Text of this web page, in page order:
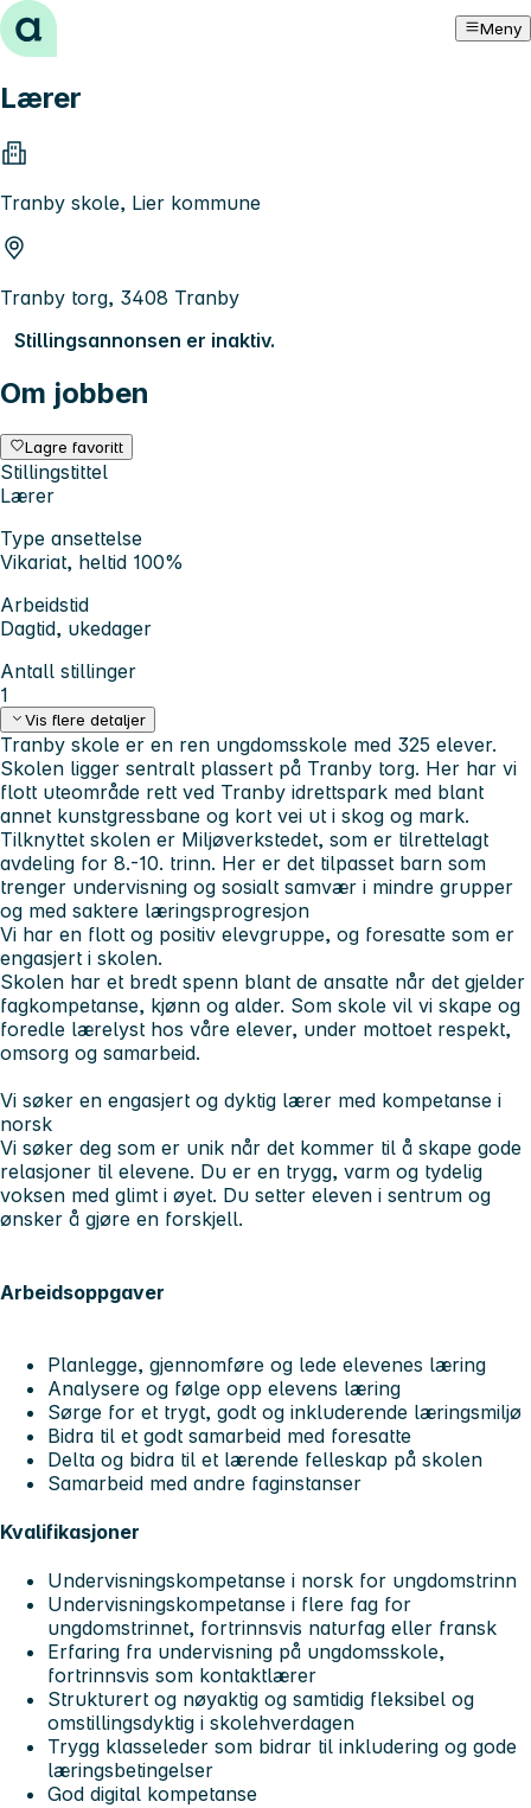
Hopp til innhold Meny
Lærer
Tranby skole, Lier kommune
Tranby torg, 3408 Tranby
Stillingsannonsen er inaktiv.
Om jobben
Lagre favoritt
Stillingstittel
Lærer
Type ansettelse
Vikariat, heltid 100%
Arbeidstid
Dagtid, ukedager
Antall stillinger
1
Vis flere detaljer
Tranby skole er en ren ungdomsskole med 325 elever.
Skolen ligger sentralt plassert på Tranby torg. Her har vi
flott uteområde rett ved Tranby idrettspark med blant
annet kunstgressbane og kort vei ut i skog og mark.
Tilknyttet skolen er Miljøverkstedet, som er tilrettelagt
avdeling for 8.-10. trinn. Her er det tilpasset barn som
trenger undervisning og sosialt samvær i mindre grupper
og med saktere læringsprogresjon
Vi har en flott og positiv elevgruppe, og foresatte som er
engasjert i skolen.
Skolen har et bredt spenn blant de ansatte når det gjelder
fagkompetanse, kjønn og alder. Som skole vil vi skape og
foredle lærelyst hos våre elever, under mottoet respekt,
omsorg og samarbeid.
Vi søker en engasjert og dyktig lærer med kompetanse i
norsk
Vi søker deg som er unik når det kommer til å skape gode
relasjoner til elevene. Du er en trygg, varm og tydelig
voksen med glimt i øyet. Du setter eleven i sentrum og
ønsker å gjøre en forskjell.
Arbeidsoppgaver
Planlegge, gjennomføre og lede elevenes læring
Analysere og følge opp elevens læring
Sørge for et trygt, godt og inkluderende læringsmiljø
Bidra til et godt samarbeid med foresatte
Delta og bidra til et lærende felleskap på skolen
Samarbeid med andre faginstanser
Kvalifikasjoner
Undervisningskompetanse i norsk for ungdomstrinn
Undervisningskompetanse i flere fag for
ungdomstrinnet, fortrinnsvis naturfag eller fransk
Erfaring fra undervisning på ungdomsskole,
fortrinnsvis som kontaktlærer
Strukturert og nøyaktig og samtidig fleksibel og
omstillingsdyktig i skolehverdagen
Trygg klasseleder som bidrar til inkludering og gode
læringsbetingelser
God digital kompetanse